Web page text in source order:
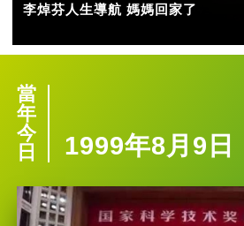
李焯芬人生導航 媽媽回家了
當
年
今
日
1999年8月9日